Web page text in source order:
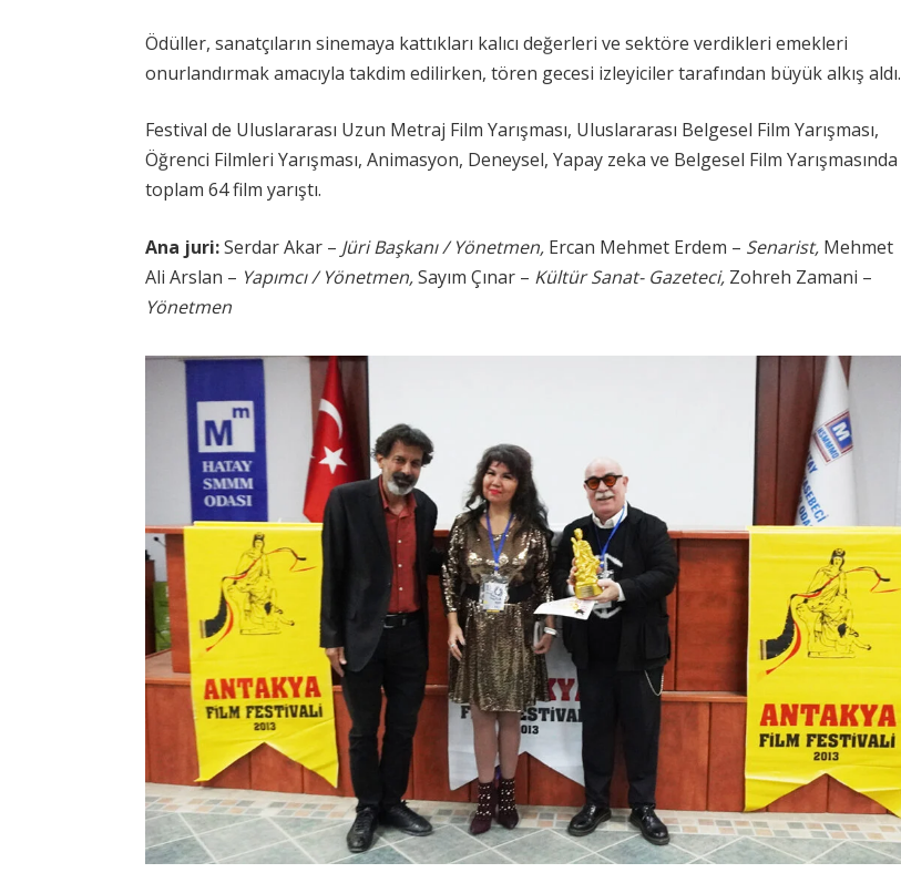
Ödüller, sanatçıların sinemaya kattıkları kalıcı değerleri ve sektöre verdikleri emekleri
onurlandırmak amacıyla takdim edilirken, tören gecesi izleyiciler tarafından büyük alkış aldı.
Festival de Uluslararası Uzun Metraj Film Yarışması, Uluslararası Belgesel Film Yarışması,
Öğrenci Filmleri Yarışması, Animasyon, Deneysel, Yapay zeka ve Belgesel Film Yarışmasında
toplam 64 film yarıştı.
Ana juri:Serdar Akar – Jüri Başkanı / Yönetmen, Ercan Mehmet Erdem – Senarist, Mehmet
Ali Arslan – Yapımcı / Yönetmen,Sayım Çınar – Kültür Sanat- Gazeteci, Zohreh Zamani –
Yönetmen